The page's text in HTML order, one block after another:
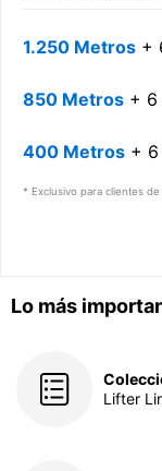
Lo más
Lifter
1.250 Metros +
850 Metros + 6
400 Metros +
* Exclusivo para clientes de